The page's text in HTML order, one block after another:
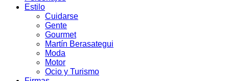
Estilo
Cuidarse
Gente
Gourmet
Martín Berasategui
Moda
Motor
Ocio y Turismo